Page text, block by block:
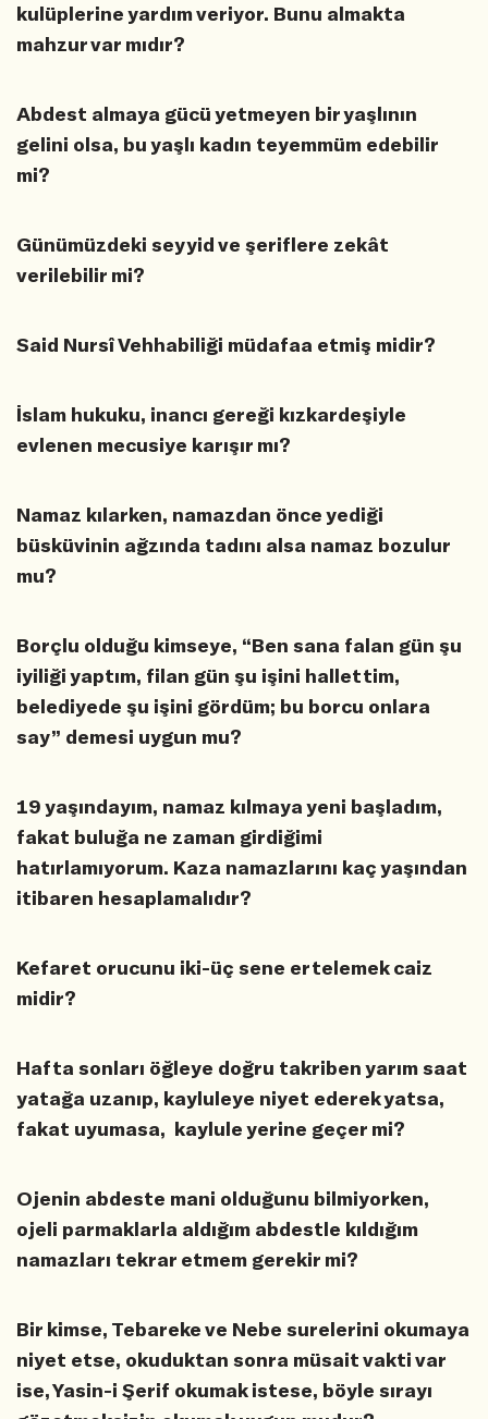
kulüplerine yardım veriyor. Bunu almakta
mahzur var mıdır?
Abdest almaya gücü yetmeyen bir yaşlının
gelini olsa, bu yaşlı kadın teyemmüm edebilir
mi?
Günümüzdeki seyyid ve şeriflere zekât
verilebilir mi?
Said Nursî Vehhabiliği müdafaa etmiş midir?
İslam hukuku, inancı gereği kızkardeşiyle
evlenen mecusiye karışır mı?
Namaz kılarken, namazdan önce yediği
büsküvinin ağzında tadını alsa namaz bozulur
mu?
Borçlu olduğu kimseye, “Ben sana falan gün şu
iyiliği yaptım, filan gün şu işini hallettim,
belediyede şu işini gördüm; bu borcu onlara
say” demesi uygun mu?
19 yaşındayım, namaz kılmaya yeni başladım,
fakat buluğa ne zaman girdiğimi
hatırlamıyorum. Kaza namazlarını kaç yaşından
itibaren hesaplamalıdır?
Kefaret orucunu iki-üç sene ertelemek caiz
midir?
Hafta sonları öğleye doğru takriben yarım saat
yatağa uzanıp, kayluleye niyet ederek yatsa,
fakat uyumasa, kaylule yerine geçer mi?
Ojenin abdeste mani olduğunu bilmiyorken,
ojeli parmaklarla aldığım abdestle kıldığım
namazları tekrar etmem gerekir mi?
Bir kimse, Tebareke ve Nebe surelerini okumaya
niyet etse, okuduktan sonra müsait vakti var
ise, Yasin-i Şerif okumak istese, böyle sırayı